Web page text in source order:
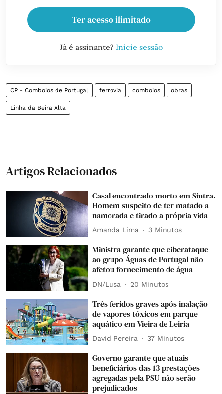
Ter acesso ilimitado
Já é assinante? Inicie sessão
CP - Comboios de Portugal ferrovia comboios obras
Linha da Beira Alta
Artigos Relacionados
Casal encontrado morto em Sintra.
Homem suspeito de ter matado a
namorada e tirado a própria vida
Amanda Lima 3 Minutos
Ministra garante que ciberataque
ao grupo Águas de Portugal não
afetou fornecimento de água
DN/Lusa 20 Minutos
Três feridos graves após inalação
de vapores tóxicos em parque
aquático em Vieira de Leiria
David Pereira 37 Minutos
Governo garante que atuais
beneficiários das 13 prestações
agregadas pela PSU não serão
prejudicados